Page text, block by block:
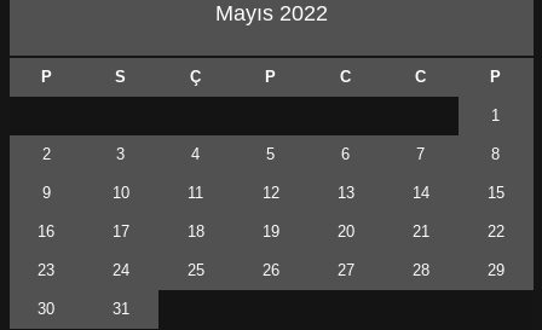
Mayıs 2022
P S Ç P C C P
1
2 3 4 5 6 7 8
9 10 11 12 13 14 15
16 17 18 19 20 21 22
23 24 25 26 27 28 29
30 31